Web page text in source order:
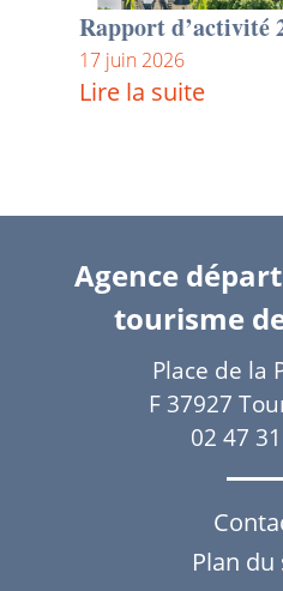
Rapport d’activité
17 juin 2026
Lire la suite
Agence
tourisme
Place de la
F 37927
02 47
Plan du